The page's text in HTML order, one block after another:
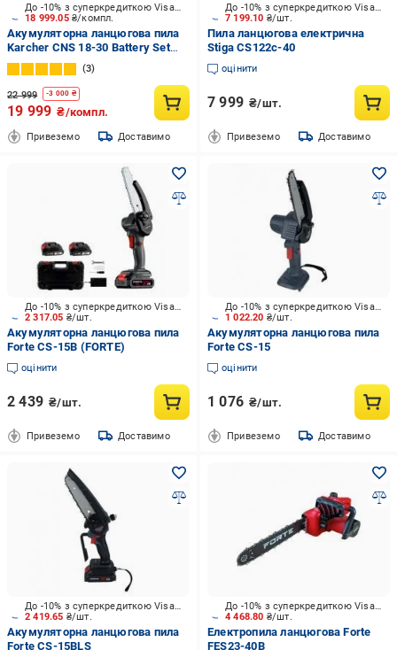
18 999.05 ₴/компл.
До -10% з суперкредиткою Visa Вигода
Акумуляторна ланцюгова пила
Karcher CNS 18-30 Battery Set
(18/5) + акумулятор 18 V 5.0 Ah
3
22 999 -3 000 ₴
19 999 ₴/компл.
Привеземо Доставимо
7 199.10 ₴/шт.
До -10% з суперкредиткою Visa Вигода
Пила ланцюгова електрична
Stiga CS122c-40
оцінити
7 999 ₴/шт.
Привеземо Доставимо
2 317.05 ₴/шт.
До -10% з суперкредиткою Visa Вигода
Акумуляторна ланцюгова пила
Forte CS-15B (FORTE)
оцінити
2 439 ₴/шт.
Привеземо Доставимо
1 022.20 ₴/шт.
До -10% з суперкредиткою Visa Вигода
Акумуляторна ланцюгова пила
Forte CS-15
оцінити
1 076 ₴/шт.
Привеземо Доставимо
2 419.65 ₴/шт.
До -10% з суперкредиткою Visa Вигода
Акумуляторна ланцюгова пила
Forte CS-15BLS
4 468.80 ₴/шт.
До -10% з суперкредиткою Visa Вигода
Електропила ланцюгова Forte
FES23-40В